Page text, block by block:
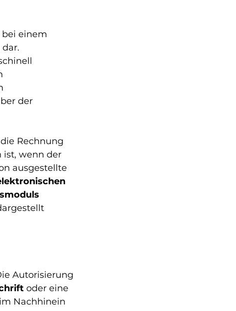
bei einem
der
Rechnung
ist, wenn der
ausgestellte
Autorisierung
oder eine
Nachhinein